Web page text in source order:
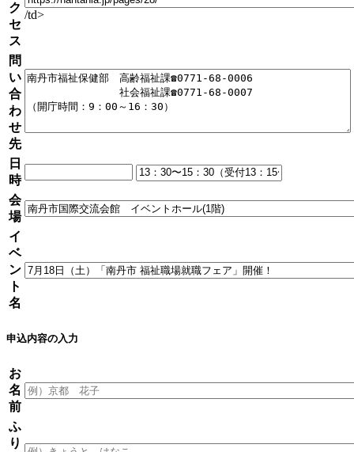
ク
セ
ス
/td>
問
い
合
わ
せ
先
日
時
会
場
イ
ベ
ン
ト
名
申込内容の入力
お
名
前
ふ
り